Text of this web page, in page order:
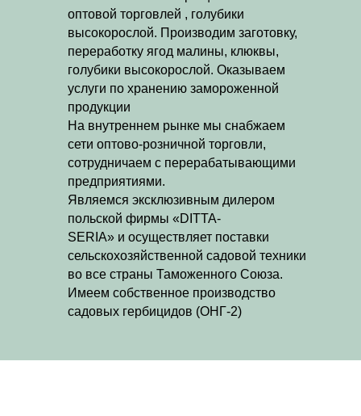
оптовой торговлей , голубики
высокорослой. Производим заготовку,
переработку ягод малины, клюквы,
голубики высокорослой. Оказываем
услуги по хранению замороженной
продукции
На внутреннем рынке мы снабжаем
сети оптово-розничной торговли,
сотрудничаем с перерабатывающими
предприятиями.
Являемся эксклюзивным дилером
польской фирмы «DITTA-
SERIA» и осуществляет поставки
сельскохозяйственной садовой техники
во все страны Таможенного Союза.
Имеем собственное производство
садовых гербицидов (ОНГ-2)